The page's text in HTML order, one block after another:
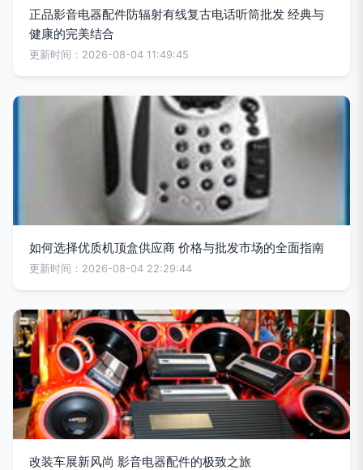
正品影音电器配件防辐射有线复古电话听筒批发 经典与
健康的完美结合
更新时间：2026-08-04 11:49:45
如何选择优质机顶盒供应商 价格与批发市场的全面指南
更新时间：2026-08-04 22:29:44
改装车展新风尚 影音电器配件的极致之旅